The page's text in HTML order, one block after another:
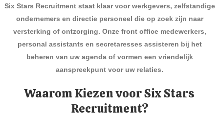
Six Stars Recruitment staat klaar voor werkgevers, zelfstandige
ondernemers en directie personeel die op zoek zijn naar
versterking of ontzorging. Onze front office medewerkers,
personal assistants en secretaresses assisteren bij het
beheren van uw agenda of vormen een vriendelijk
aanspreekpunt voor uw relaties.
Waarom Kiezen voor Six Stars
Recruitment?